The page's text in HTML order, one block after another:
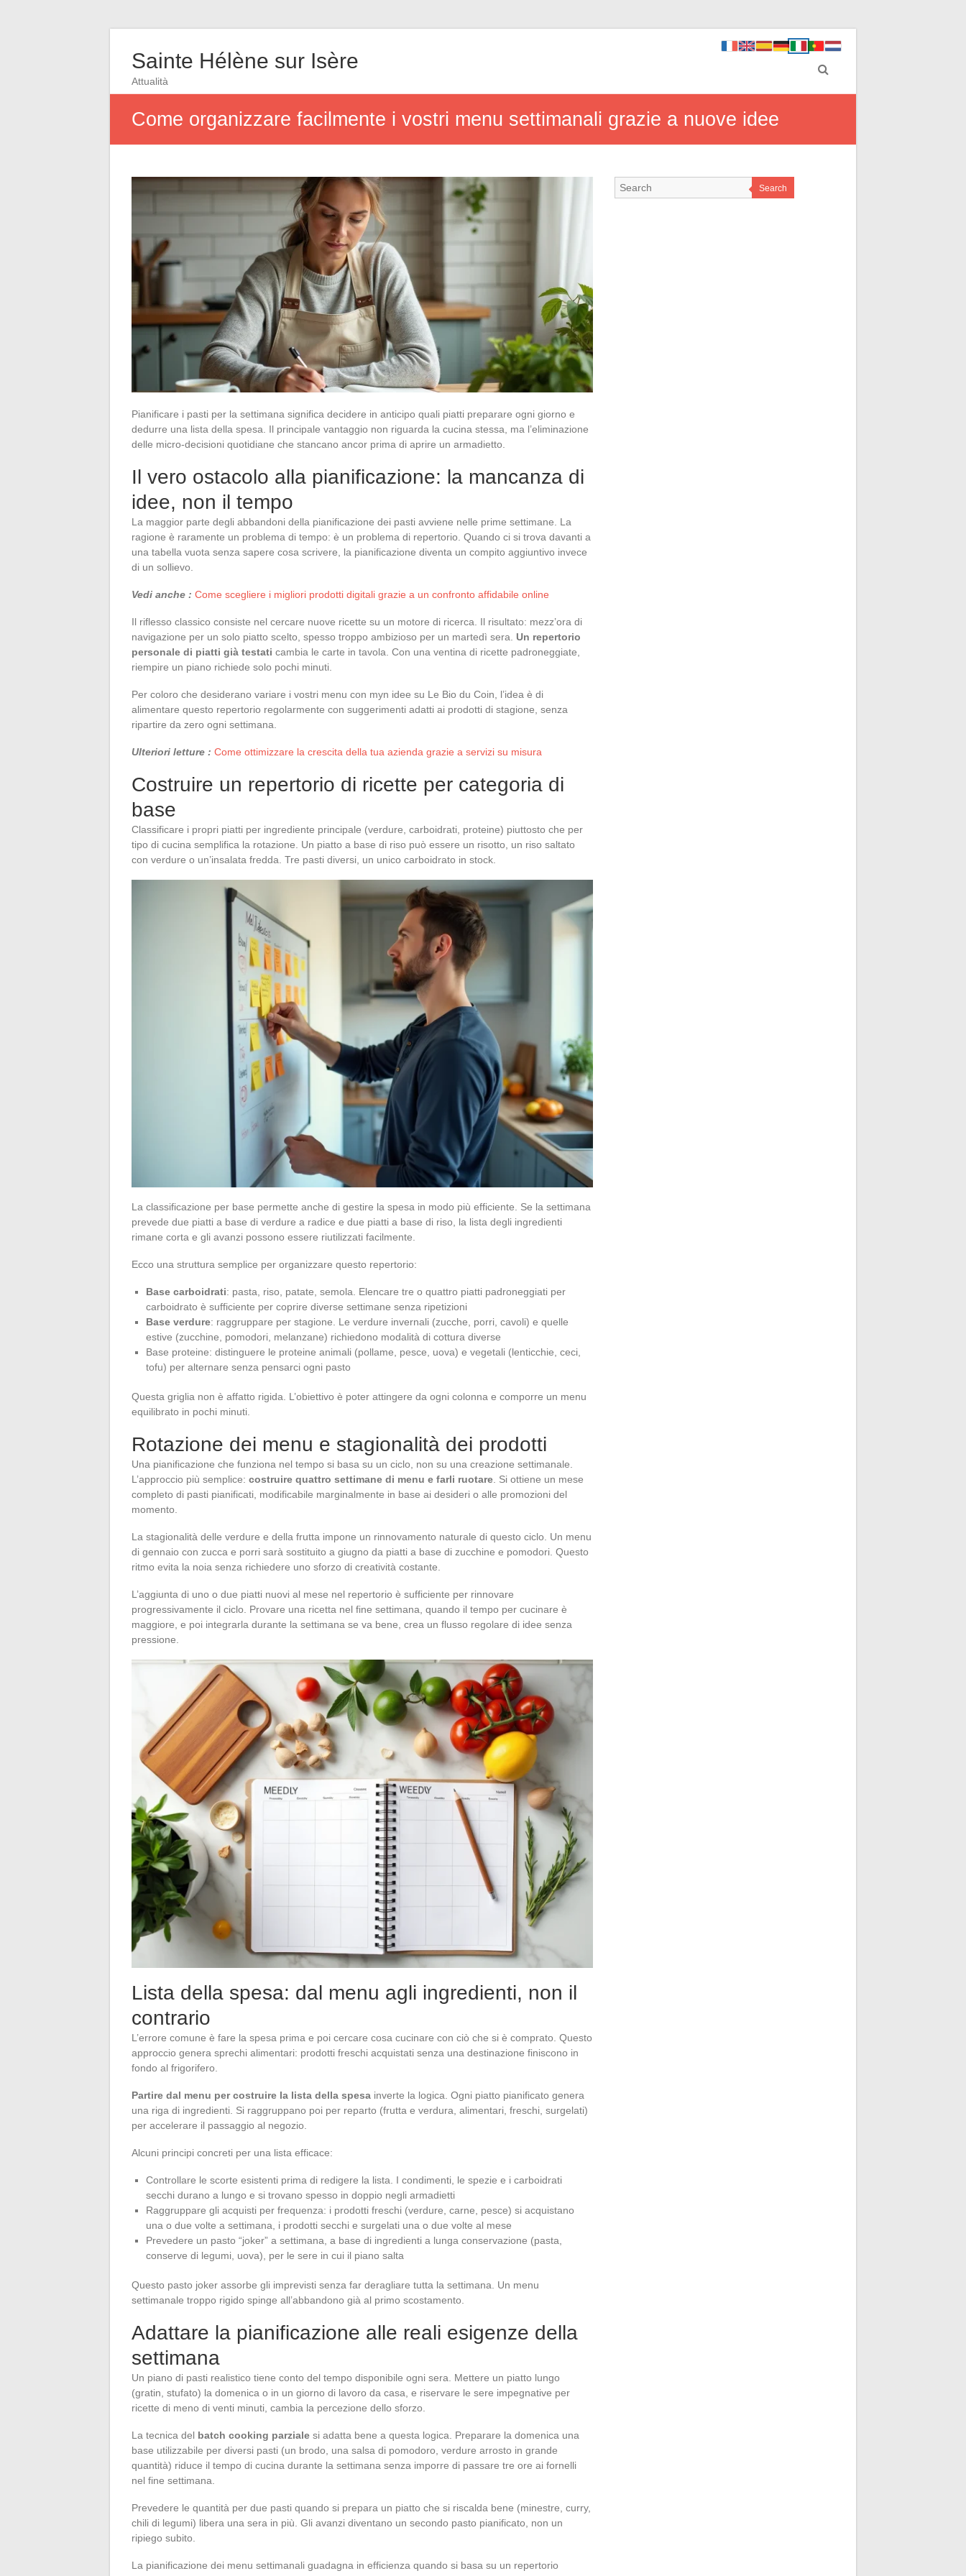
Sainte Hélène sur Isère
Attualità
Come organizzare facilmente i vostri menu settimanali grazie a nuove idee
Pianificare i pasti per la settimana significa decidere in anticipo quali piatti preparare ogni giorno e
dedurre una lista della spesa. Il principale vantaggio non riguarda la cucina stessa, ma l’eliminazione
delle micro-decisioni quotidiane che stancano ancor prima di aprire un armadietto.
Il vero ostacolo alla pianificazione: la mancanza di
idee, non il tempo
La maggior parte degli abbandoni della pianificazione dei pasti avviene nelle prime settimane. La
ragione è raramente un problema di tempo: è un problema di repertorio. Quando ci si trova davanti a
una tabella vuota senza sapere cosa scrivere, la pianificazione diventa un compito aggiuntivo invece
di un sollievo.
Vedi anche : Come scegliere i migliori prodotti digitali grazie a un confronto affidabile online
Il riflesso classico consiste nel cercare nuove ricette su un motore di ricerca. Il risultato: mezz’ora di
navigazione per un solo piatto scelto, spesso troppo ambizioso per un martedì sera. Un repertorio
personale di piatti già testati cambia le carte in tavola. Con una ventina di ricette padroneggiate,
riempire un piano richiede solo pochi minuti.
Per coloro che desiderano variare i vostri menu con myn idee su Le Bio du Coin, l’idea è di
alimentare questo repertorio regolarmente con suggerimenti adatti ai prodotti di stagione, senza
ripartire da zero ogni settimana.
Ulteriori letture : Come ottimizzare la crescita della tua azienda grazie a servizi su misura
Costruire un repertorio di ricette per categoria di
base
Classificare i propri piatti per ingrediente principale (verdure, carboidrati, proteine) piuttosto che per
tipo di cucina semplifica la rotazione. Un piatto a base di riso può essere un risotto, un riso saltato
con verdure o un’insalata fredda. Tre pasti diversi, un unico carboidrato in stock.
La classificazione per base permette anche di gestire la spesa in modo più efficiente. Se la settimana
prevede due piatti a base di verdure a radice e due piatti a base di riso, la lista degli ingredienti
rimane corta e gli avanzi possono essere riutilizzati facilmente.
Ecco una struttura semplice per organizzare questo repertorio:
Base carboidrati: pasta, riso, patate, semola. Elencare tre o quattro piatti padroneggiati per
carboidrato è sufficiente per coprire diverse settimane senza ripetizioni
Base verdure: raggruppare per stagione. Le verdure invernali (zucche, porri, cavoli) e quelle
estive (zucchine, pomodori, melanzane) richiedono modalità di cottura diverse
Base proteine: distinguere le proteine animali (pollame, pesce, uova) e vegetali (lenticchie, ceci,
tofu) per alternare senza pensarci ogni pasto
Questa griglia non è affatto rigida. L’obiettivo è poter attingere da ogni colonna e comporre un menu
equilibrato in pochi minuti.
Rotazione dei menu e stagionalità dei prodotti
Una pianificazione che funziona nel tempo si basa su un ciclo, non su una creazione settimanale.
L’approccio più semplice: costruire quattro settimane di menu e farli ruotare. Si ottiene un mese
completo di pasti pianificati, modificabile marginalmente in base ai desideri o alle promozioni del
momento.
La stagionalità delle verdure e della frutta impone un rinnovamento naturale di questo ciclo. Un menu
di gennaio con zucca e porri sarà sostituito a giugno da piatti a base di zucchine e pomodori. Questo
ritmo evita la noia senza richiedere uno sforzo di creatività costante.
L’aggiunta di uno o due piatti nuovi al mese nel repertorio è sufficiente per rinnovare
progressivamente il ciclo. Provare una ricetta nel fine settimana, quando il tempo per cucinare è
maggiore, e poi integrarla durante la settimana se va bene, crea un flusso regolare di idee senza
pressione.
Lista della spesa: dal menu agli ingredienti, non il
contrario
L’errore comune è fare la spesa prima e poi cercare cosa cucinare con ciò che si è comprato. Questo
approccio genera sprechi alimentari: prodotti freschi acquistati senza una destinazione finiscono in
fondo al frigorifero.
Partire dal menu per costruire la lista della spesa inverte la logica. Ogni piatto pianificato genera
una riga di ingredienti. Si raggruppano poi per reparto (frutta e verdura, alimentari, freschi, surgelati)
per accelerare il passaggio al negozio.
Alcuni principi concreti per una lista efficace:
Controllare le scorte esistenti prima di redigere la lista. I condimenti, le spezie e i carboidrati
secchi durano a lungo e si trovano spesso in doppio negli armadietti
Raggruppare gli acquisti per frequenza: i prodotti freschi (verdure, carne, pesce) si acquistano
una o due volte a settimana, i prodotti secchi e surgelati una o due volte al mese
Prevedere un pasto “joker” a settimana, a base di ingredienti a lunga conservazione (pasta,
conserve di legumi, uova), per le sere in cui il piano salta
Questo pasto joker assorbe gli imprevisti senza far deragliare tutta la settimana. Un menu
settimanale troppo rigido spinge all’abbandono già al primo scostamento.
Adattare la pianificazione alle reali esigenze della
settimana
Un piano di pasti realistico tiene conto del tempo disponibile ogni sera. Mettere un piatto lungo
(gratin, stufato) la domenica o in un giorno di lavoro da casa, e riservare le sere impegnative per
ricette di meno di venti minuti, cambia la percezione dello sforzo.
La tecnica del batch cooking parziale si adatta bene a questa logica. Preparare la domenica una
base utilizzabile per diversi pasti (un brodo, una salsa di pomodoro, verdure arrosto in grande
quantità) riduce il tempo di cucina durante la settimana senza imporre di passare tre ore ai fornelli
nel fine settimana.
Prevedere le quantità per due pasti quando si prepara un piatto che si riscalda bene (minestre, curry,
chili di legumi) libera una sera in più. Gli avanzi diventano un secondo pasto pianificato, non un
ripiego subito.
La pianificazione dei menu settimanali guadagna in efficienza quando si basa su un repertorio
Search